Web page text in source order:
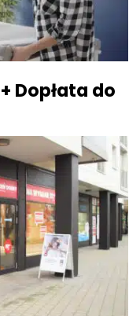
Dopłata do